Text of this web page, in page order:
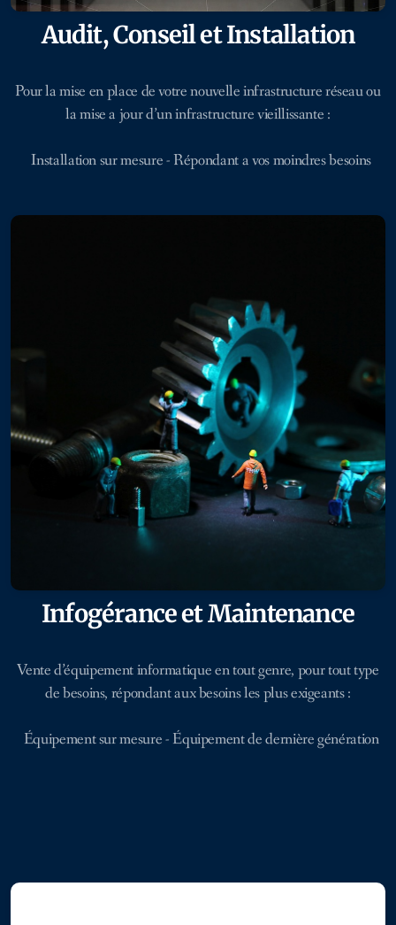
Audit, Conseil et Installation
Pour la mise en place de votre nouvelle infrastructure réseau ou
la mise a jour d’un infrastructure vieillissante :
Installation sur mesure - Répondant a vos moindres besoins
Infogéranceet Maintenance
Vente d’équipement informatique en tout genre, pour tout type
de besoins, répondant aux besoins les plus exigeants :
Équipement sur mesure - Équipement de dernière génération